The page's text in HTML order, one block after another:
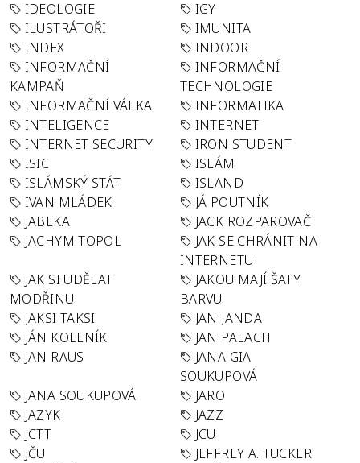
IDEOLOGIE
IGY
ILUSTRÁTOŘI
IMUNITA
INDEX
INDOOR
INFORMAČNÍ
KAMPAŇ
INFORMAČNÍ
TECHNOLOGIE
INFORMAČNÍ VÁLKA
INFORMATIKA
INTELIGENCE
INTERNET
INTERNET SECURITY
IRON STUDENT
ISIC
ISLÁM
ISLÁMSKÝ STÁT
ISLAND
IVAN MLÁDEK
JÁ POUTNÍK
JABLKA
JACK ROZPAROVAČ
JACHYM TOPOL
JAK SE CHRÁNIT NA
INTERNETU
JAK SI UDĚLAT
MODŘINU
JAKOU MAJÍ ŠATY
BARVU
JAKSI TAKSI
JAN JANDA
JÁN KOLENÍK
JAN PALACH
JAN RAUS
JANA GIA
SOUKUPOVÁ
JANA SOUKUPOVÁ
JARO
JAZYK
JAZZ
JCTT
JCU
JČU
JEFFREY A. TUCKER